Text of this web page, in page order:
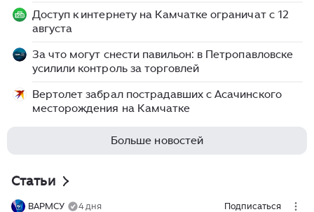
Доступ к интернету на Камчатке ограничат с 12
августа
За что могут снести павильон: в Петропавловске
усилили контроль за торговлей
Вертолет забрал пострадавших с Асачинского
месторождения на Камчатке
Больше новостей
Статьи
ВАРМСУ 4 дня Подписаться